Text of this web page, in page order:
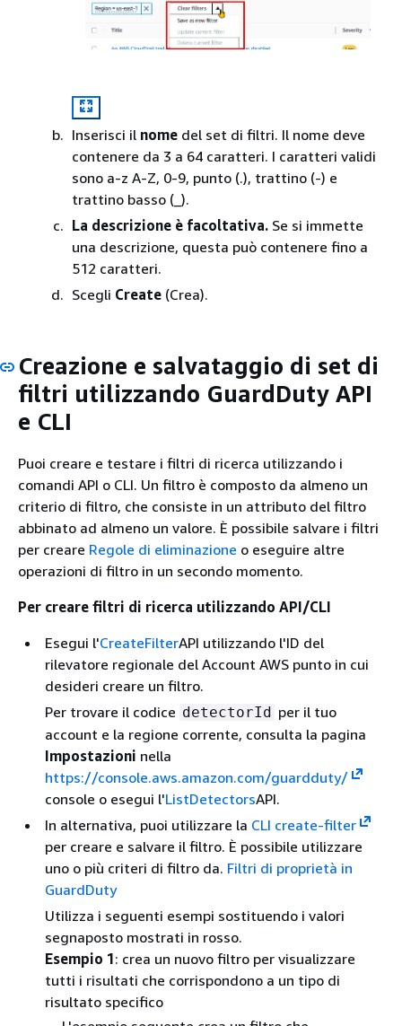
Inserisci il nome del set di filtri. Il nome deve
contenere da 3 a 64 caratteri. I caratteri validi
sono a-z A-Z, 0-9, punto (.), trattino (-) e
trattino basso (_).
La descrizione è facoltativa. Se si immette
una descrizione, questa può contenere fino a
512 caratteri.
Scegli Create (Crea).
Creazione e salvataggio di set di
filtri utilizzando GuardDuty API
e CLI
Puoi creare e testare i filtri di ricerca utilizzando i
comandi API o CLI. Un filtro è composto da almeno un
criterio di filtro, che consiste in un attributo del filtro
abbinato ad almeno un valore. È possibile salvare i filtri
per creare Regole di eliminazione o eseguire altre
operazioni di filtro in un secondo momento.
Per creare filtri di ricerca utilizzando API/CLI
Esegui l'CreateFilterAPI utilizzando l'ID del
rilevatore regionale del Account AWS punto in cui
desideri creare un filtro.
Per trovare il codice detectorId per il tuo
account e la regione corrente, consulta la pagina
Impostazioni nella
https://console.aws.amazon.com/guardduty/
console o esegui l'ListDetectorsAPI.
In alternativa, puoi utilizzare la CLI create-filter
per creare e salvare il filtro. È possibile utilizzare
uno o più criteri di filtro da. Filtri di proprietà in
GuardDuty
Utilizza i seguenti esempi sostituendo i valori
segnaposto mostrati in rosso.
Esempio 1: crea un nuovo filtro per visualizzare
tutti i risultati che corrispondono a un tipo di
risultato specifico